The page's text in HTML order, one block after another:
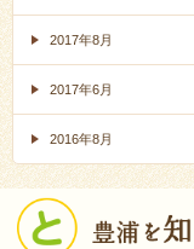
2017年8月
2017年6月
2016年8月